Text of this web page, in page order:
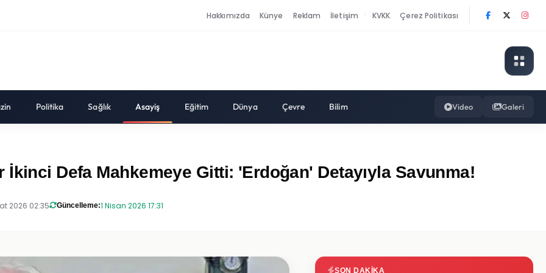
Hakkımızda Künye Reklam İletişim KVKK Çerez Politikası
Politika Sağlık Asayiş Eğitim Dünya Çevre Bilim Video Galeri
Defa Mahkemeye Gitti: 'Erdoğan' Detayıyla Savunma!
2026 02:35 Güncelleme:1 Nisan 2026 17:31
SON DAKIKA